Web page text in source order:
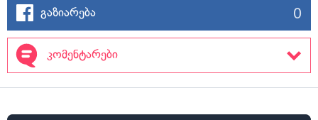
გაზიარება 0
კომენტარები